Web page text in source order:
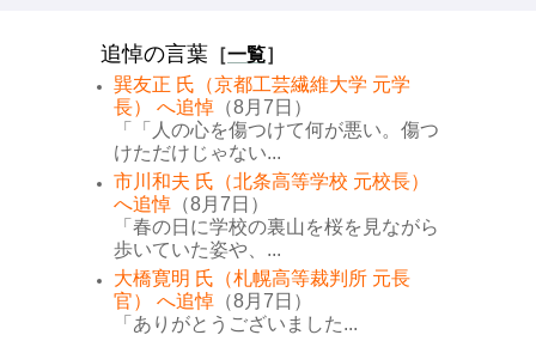
追悼の言葉 ［一覧］
巽友正 氏（京都工芸繊維大学 元学
長） へ追悼 （8月7日）
「「人の心を傷つけて何が悪い。傷つ
けただけじゃない...
市川和夫 氏（北条高等学校 元校長）
へ追悼 （8月7日）
「春の日に学校の裏山を桜を見ながら
歩いていた姿や、...
大橋寛明 氏（札幌高等裁判所 元長
官） へ追悼 （8月7日）
「ありがとうございました...